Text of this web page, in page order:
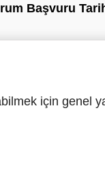
Başvuru
için genel